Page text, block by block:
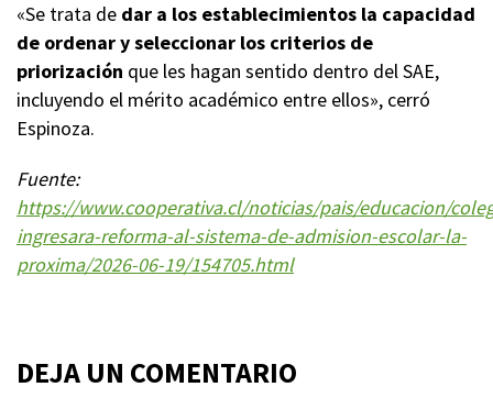
«Se trata de dar a los establecimientos la capacidad
de ordenar y seleccionar los criterios de
priorización que les hagan sentido dentro del SAE,
incluyendo el mérito académico entre ellos», cerró
Espinoza.
Fuente:
https://www.cooperativa.cl/noticias/pais/educacion/
ingresara-reforma-al-sistema-de-admision-escolar-la-
proxima/2026-06-19/154705.html
DEJA UN COMENTARIO